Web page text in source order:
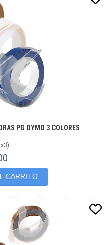
PG DYMO 3 COLORES
)
CARRITO